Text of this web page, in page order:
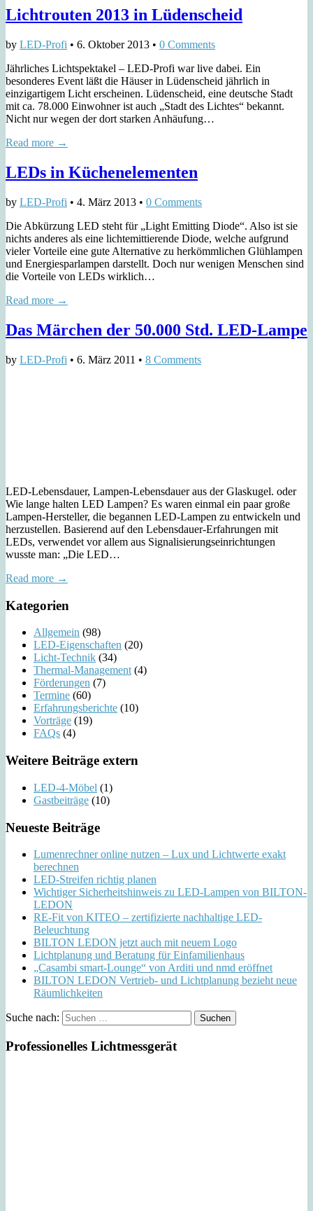
Lichtrouten 2013 in Lüdenscheid
by LED-Profi • 6. Oktober 2013 • 0 Comments
Jährliches Lichtspektakel – LED-Profi war live dabei. Ein
besonderes Event läßt die Häuser in Lüdenscheid jährlich in
einzigartigem Licht erscheinen. Lüdenscheid, eine deutsche Stadt
mit ca. 78.000 Einwohner ist auch „Stadt des Lichtes“ bekannt.
Nicht nur wegen der dort starken Anhäufung…
Read more →
LEDs in Küchenelementen
by LED-Profi • 4. März 2013 • 0 Comments
Die Abkürzung LED steht für „Light Emitting Diode“. Also ist sie
nichts anderes als eine lichtemittierende Diode, welche aufgrund
vieler Vorteile eine gute Alternative zu herkömmlichen Glühlampen
und Energiesparlampen darstellt. Doch nur wenigen Menschen sind
die Vorteile von LEDs wirklich…
Read more →
Das Märchen der 50.000 Std. LED-Lampe
by LED-Profi • 6. März 2011 • 8 Comments
LED-Lebensdauer, Lampen-Lebensdauer aus der Glaskugel. oder
Wie lange halten LED Lampen? Es waren einmal ein paar große
Lampen-Hersteller, die begannen LED-Lampen zu entwickeln und
herzustellen. Basierend auf den Lebensdauer-Erfahrungen mit
LEDs, verwendet vor allem aus Signalisierungseinrichtungen
wusste man: „Die LED…
Read more →
Kategorien
Allgemein (98)
LED-Eigenschaften (20)
Licht-Technik (34)
Thermal-Management(4)
Förderungen (7)
Termine (60)
Erfahrungsberichte (10)
Vorträge (19)
FAQs (4)
Weitere Beiträge extern
LED-4-Möbel (1)
Gastbeiträge (10)
Neueste Beiträge
Lumenrechner online nutzen – Lux und Lichtwerte exakt
berechnen
LED-Streifen richtig planen
Wichtiger Sicherheitshinweis zu LED-Lampen von BILTON-
LEDON
RE-Fit von KITEO – zertifizierte nachhaltige LED-
Beleuchtung
BILTON LEDON jetzt auch mit neuem Logo
Lichtplanung und Beratung für Einfamilienhaus
„Casambi smart-Lounge“ von Arditi und nmd eröffnet
BILTON LEDON Vertrieb- und Lichtplanung bezieht neue
Räumlichkeiten
Suche nach:
Professionelles Lichtmessgerät